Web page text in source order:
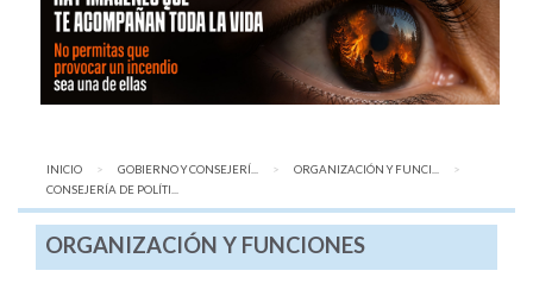
INICIO GOBIERNO Y CONSEJERÍ...
ORGANIZACIÓN Y FUNCI...
AQUÍ:
CONSEJERÍA DE POLÍTI...
ORGANIZACIÓN Y FUNCIONES